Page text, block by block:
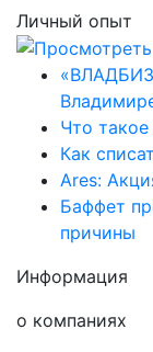
Личный опыт
Что
Как
Ares:
Баффет
причины
Информация
о компаниях